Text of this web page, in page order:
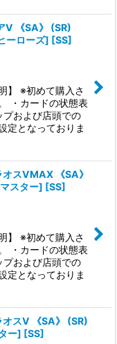
V 《SA》 (SR)
ーローズ] [SS]
】 ※初めて購入さ
・カードの状態表
および店頭での
定となっておりま
オスVMAX 《SA》
スター] [SS]
】 ※初めて購入さ
・カードの状態表
および店頭での
定となっておりま
オスV 《SA》 (SR)
ー] [SS]